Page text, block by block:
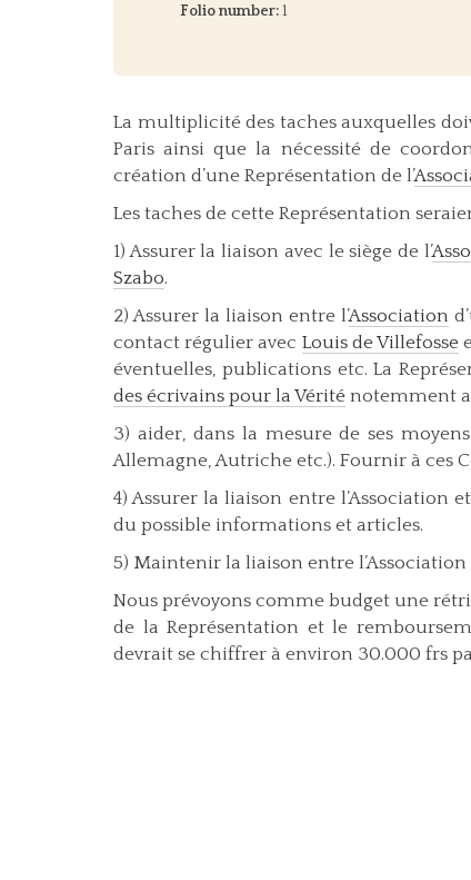
Folio number:1
La multiplicité des taches auxquelles
Paris ainsi que la nécessité de
création d’une Représentation de l’
Les taches de cette Représentation
1) Assurer la liaison avec le siège de l’
Szabo.
2) Assurer la liaison entre l’Association
contact régulier avec Louis de Villefosse
éventuelles, publications etc. La
des écrivains pour la Vérité notemment
3) aider, dans la mesure de ses
Allemagne, Autriche etc.). Fournir à ces
4) Assurer la liaison entre l’Association
du possible informations et articles.
5) Maintenir la liaison entre l’Association
Nous prévoyons comme budget une
de la Représentation et le
devrait se chiffrer à environ 30.000 frs